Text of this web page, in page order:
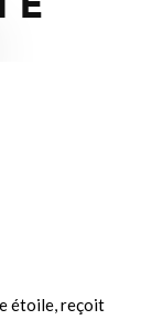
étoile, reçoit